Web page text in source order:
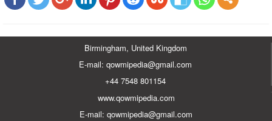
Birmingham, United Kingdom
E-mail: qowmipedia@gmail.com
+44 7548 801154
www.qowmipedia.com
E-mail: qowmipedia@gmail.com